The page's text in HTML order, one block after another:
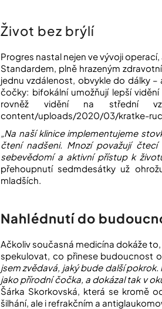
Život bez brýlí
Progres nastal nejen ve vývoji
Standardem, plně hrazeným
jednuvzdálenost, obvykle do dálky –
čočky: bifokální umožňují lepší
rovněž vidění na střední
content/uploads/2020/03/kratke-
„Na naší klinice implementujeme
čtení nadšeni. Mnozí považují
sebevědomí a aktivní přístup k
přehoupnutí sedmdesátky už
mladších.
Nahlédnutí do
Ačkoliv současná medicína dokáže
spekulovat, co přinese budoucnost
jsem zvědavá, jaký bude další
jako přírodní čočka, a dokázal tak v
Šárka Skorkovská, která se kromě
šilhání, ale i refrakčním a